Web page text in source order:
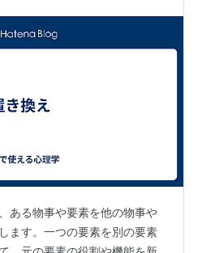
ある物事や要素を他の物事や
ます。一つの要素を別の要素